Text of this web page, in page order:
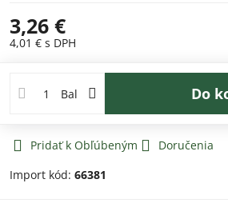
3,26 €
4,01 € s DPH
Bal Do
Pridať k Obľúbeným
Doručenia
Import kód: 66381